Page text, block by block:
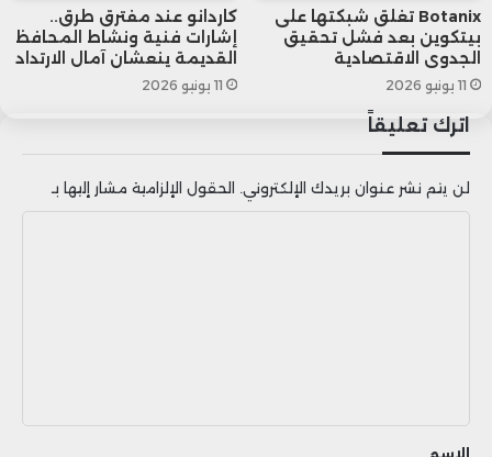
في قيمتها.
Botanix تغلق شبكتها على
بيتكوين بعد فشل تحقيق
الجدوى الاقتصادية
11 يونيو 2026
كاردانو عند مفترق طرق..
إشارات فنية ونشاط المحافظ
القديمة ينعشان آمال الارتداد
11 يونيو 2026
اترك تعليقاً
لن يتم نشر عنوان بريدك الإلكتروني. الحقول الإلزامية مشار إليها بـ
ق
الاسم